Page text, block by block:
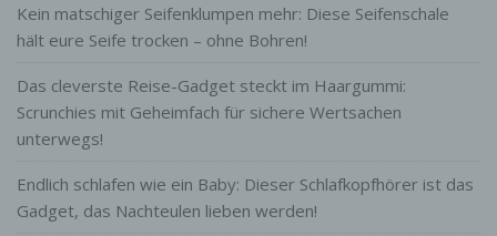
Kein matschiger Seifenklumpen mehr: Diese Seifenschale
hält eure Seife trocken – ohne Bohren!
Das cleverste Reise-Gadget steckt im Haargummi:
Scrunchies mit Geheimfach für sichere Wertsachen
unterwegs!
Endlich schlafen wie ein Baby: Dieser Schlafkopfhörer ist das
Gadget, das Nachteulen lieben werden!
Verarbeitung Verantwortlicher
Verantwortlicher oder für die Verarbeitung
juristische Person, Behörde, Einrichtung
oder andere Stelle, die allein oder
gemeinsam mit anderen über die Zwecke
personenbezogenen Daten entscheidet.
Sind die Zwecke und Mittel dieser